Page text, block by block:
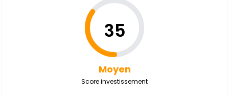
35
Moyen
Score investissement